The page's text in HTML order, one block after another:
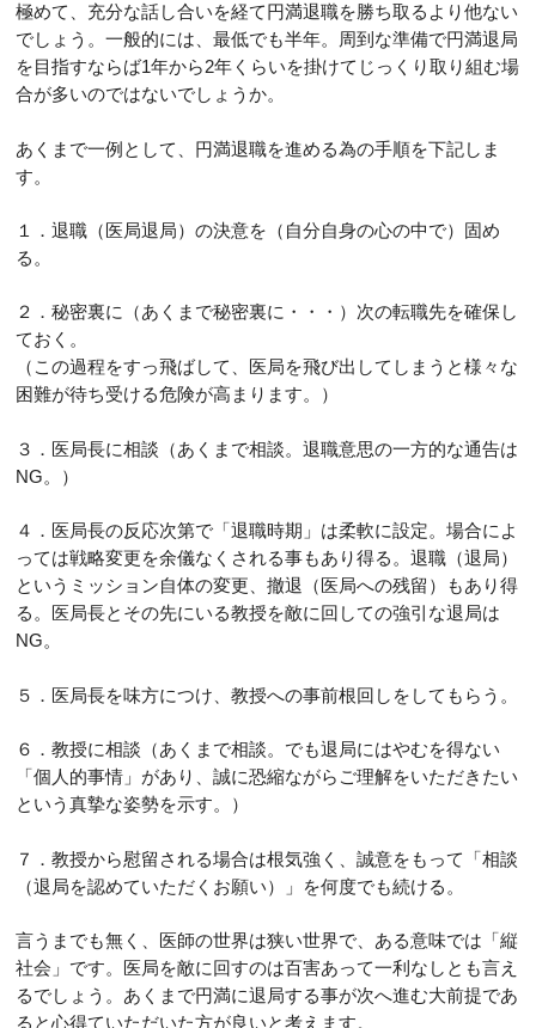
極めて、充分な話し合いを経て円満退職を勝ち取るより他ない
でしょう。一般的には、最低でも半年。周到な準備で円満退局
を目指すならば1年から2年くらいを掛けてじっくり取り組む場
合が多いのではないでしょうか。
あくまで一例として、円満退職を進める為の手順を下記しま
す。
１．退職（医局退局）の決意を（自分自身の心の中で）固め
る。
２．秘密裏に（あくまで秘密裏に・・・）次の転職先を確保し
ておく。
（この過程をすっ飛ばして、医局を飛び出してしまうと様々な
困難が待ち受ける危険が高まります。）
３．医局長に相談（あくまで相談。退職意思の一方的な通告は
NG。）
４．医局長の反応次第で「退職時期」は柔軟に設定。場合によ
っては戦略変更を余儀なくされる事もあり得る。退職（退局）
というミッション自体の変更、撤退（医局への残留）もあり得
る。医局長とその先にいる教授を敵に回しての強引な退局は
NG。
５．医局長を味方につけ、教授への事前根回しをしてもらう。
６．教授に相談（あくまで相談。でも退局にはやむを得ない
「個人的事情」があり、誠に恐縮ながらご理解をいただきたい
という真摯な姿勢を示す。）
７．教授から慰留される場合は根気強く、誠意をもって「相談
（退局を認めていただくお願い）」を何度でも続ける。
言うまでも無く、医師の世界は狭い世界で、ある意味では「縦
社会」です。医局を敵に回すのは百害あって一利なしとも言え
るでしょう。あくまで円満に退局する事が次へ進む大前提であ
ると心得ていただいた方が良いと考えます。